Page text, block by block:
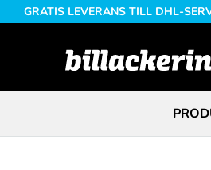
GRATIS LEVERANS TILL DHL-